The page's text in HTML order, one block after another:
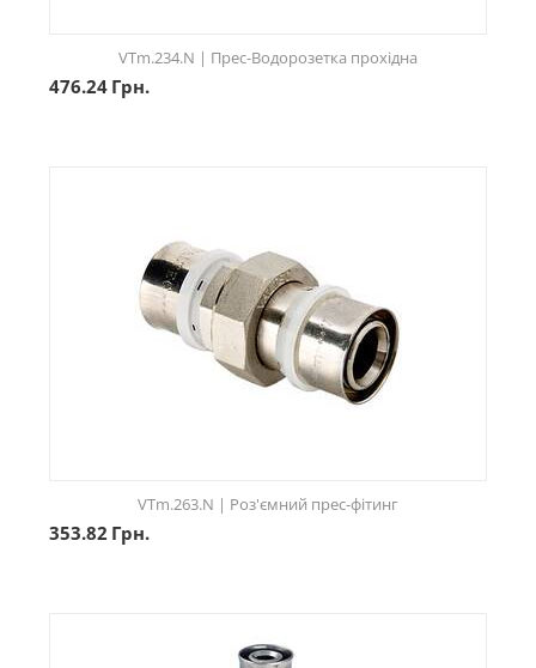
VTm.234.N | Прес-Водорозетка прохідна
476.24 Грн.
VTm.263.N | Роз'ємний прес-фітинг
353.82 Грн.